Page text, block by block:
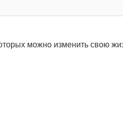
можно изменить свою